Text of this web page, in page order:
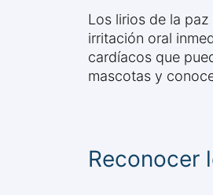
Los lirios de la
irritación oral
cardíacos que
mascotas y
Reconocer